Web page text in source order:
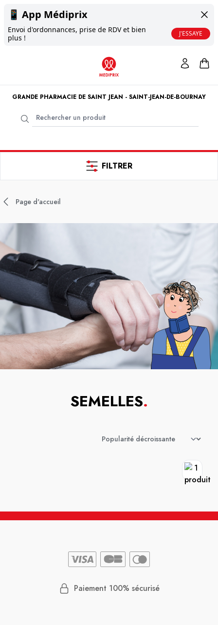
📱 App Médiprix
Envoi d'ordonnances, prise de RDV et bien
plus !
J'ESSAYE
GRANDE PHARMACIE DE SAINT JEAN - SAINT-JEAN-DE-BOURNAY
FILTRER
Page d'accueil
SEMELLES.
Paiement 100% sécurisé